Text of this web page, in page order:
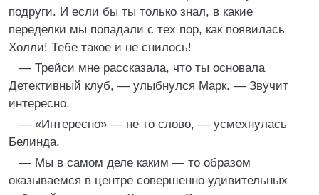
подруги. И если бы ты только знал, в какие
переделки мы попадали с тех пор, как появилась
Холли! Тебе такое и не снилось!
— Трейси мне рассказала, что ты основала
Детективный клуб, — улыбнулся Марк. — Звучит
интересно.
— «Интересно» — не то слово, — усмехнулась
Белинда.
— Мы в самом деле каким — то образом
оказываемся в центре совершенно удивительных